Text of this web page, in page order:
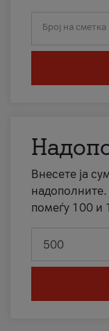
Број на сметка
Внесете ја
помеѓу 100 и